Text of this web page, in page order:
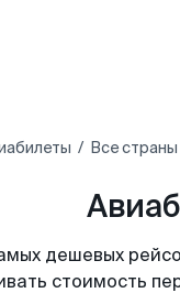
Все
дешевых
стоимость